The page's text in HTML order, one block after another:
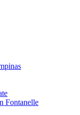
Fontanelle